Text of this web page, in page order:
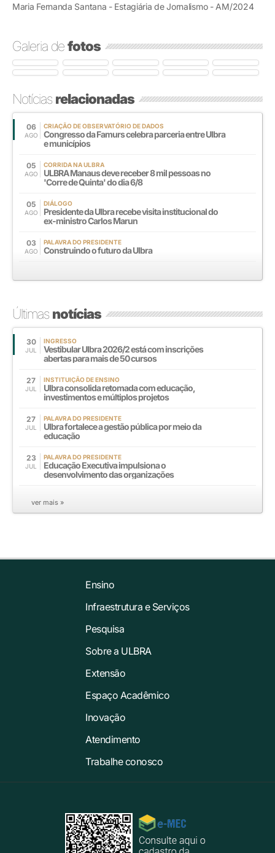
Maria Fernanda Santana - Estagiária de Jornalismo - AM/2024
Galeria defotos
Notíciasrelacionadas
06
AGO
CRIAÇÃO DE OBSERVATÓRIO DE DADOS
Congresso da Famurs celebra parceria entre Ulbra
e municípios
05
AGO
CORRIDA NA ULBRA
ULBRA Manaus deve receber 8 mil pessoas no
'Corre de Quinta' do dia 6/8
05
AGO
DIÁLOGO
Presidente da Ulbra recebe visita institucional do
ex-ministro Carlos Marun
03
AGO
PALAVRA DO PRESIDENTE
Construindo o futuro da Ulbra
Últimasnotícias
30
JUL
INGRESSO
Vestibular Ulbra 2026/2 está com inscrições
abertas para mais de 50 cursos
27
JUL
INSTITUIÇÃO DE ENSINO
Ulbra consolida retomada com educação,
investimentos e múltiplos projetos
27
JUL
PALAVRA DO PRESIDENTE
Ulbra fortalece a gestão pública por meio da
educação
23
JUL
PALAVRA DO PRESIDENTE
Educação Executiva impulsiona o
desenvolvimento das organizações
ver mais »
Ensino
Infraestrutura e Serviços
Pesquisa
Sobre a ULBRA
Extensão
Espaço Acadêmico
Inovação
Atendimento
Trabalhe conosco